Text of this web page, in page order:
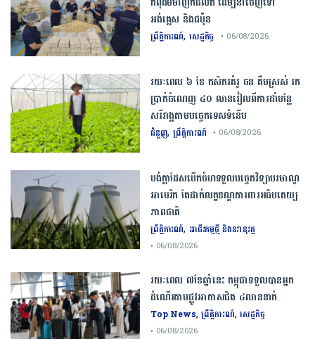
អង់គ្លេស និងជប៉ុន
ព្រឹត្តិការណ៍, សេដ្ឋកិច្ច • 06/08/2026
រយៈពេល ៦ ខែ កសិករគំរូ ចន គឹមស្រស់ រក
ប្រាក់ចំណេញ ៤០ លានរៀលពីការដាំបន្លែ
សរីរាង្គតាមបច្ចេកទេសទំនើប
ជំនួញ,ព្រឹត្តិការណ៍ • 06/08/2026
បង់ក្លាដែស​បើកចំហ​ទទួល​បច្ចេកវិទ្យា​បរមាណូ​
អាមេរិក​ តែ​ដាក់​លក្ខខណ្ឌ​ការពារ​អធិបតេយ្យ
ភាព​ជាតិ​
ព្រឹត្តិការណ៍, អាជីវកម្មថ្មី និងនវានុវត្ត
• 06/08/2026
រយៈពេល ៧ខែឆ្នាំនេះ កម្ពុជាទទួលបានអ្នក
ដំណើរតាមផ្លូវអាកាសជិត ៤លាននាក់
Top News,ព្រឹត្តិការណ៍,សេដ្ឋកិច្ច
• 06/08/2026